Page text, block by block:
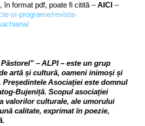
în format pdf, poate fi citită –AICI –
si-programe/revista-
– ALPI – este un grup
artă și cultură, oameni inimoși și
Asociației este domnul
Bujeniță. Scopul asociației
valorilor culturale, ale umorului
calitate, exprimat în poezie,